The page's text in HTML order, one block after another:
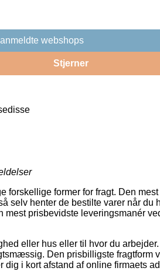
webshops
Stjerner
forskellige former for fragt. Den
selv henter de bestilte varer når du
prisbevidste leveringsmanér
eller hus eller til hvor du
Den prisbilligste fragtform
i kort afstand af online firmaets